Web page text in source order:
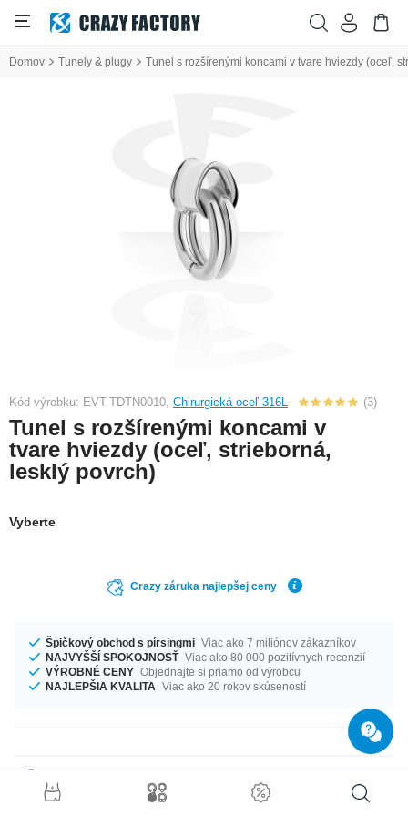
Domov Tunely & plugy Tunel s rozšírenými koncami v tvare hviezdy (oceľ,
Kód výrobku: EVT-TDTN0010, Chirurgická oceľ 316L (3)
Tunel s rozšírenými koncami v
tvare hviezdy (oceľ, strieborná,
lesklý povrch)
Vyberte
Crazy záruka najlepšej ceny
Špičkový obchod s pírsingmi Viac ako 7 miliónov zákazníkov
NAJVYŠŠÍ SPOKOJNOSŤ Viac ako 80 000 pozitívnych recenzií
VÝROBNÉ CENY Objednajte si priamo od výrobcu
NAJLEPŠIA KVALITA Viac ako 20 rokov skúseností
Či už potrebujete akúkoľvek veľkosť, my ju máme. K dostaniu je s